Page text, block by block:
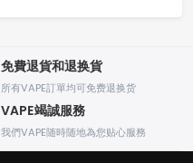
免費退貨和退换貨
所有VAPE訂單均可免费退换货
VAPE竭誠服務
我們VAPE随時随地為您贴心服務